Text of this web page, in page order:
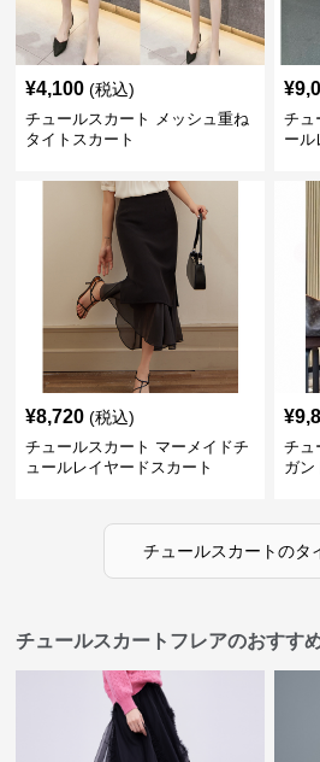
¥4,100 (税込)
チュールスカート メッシュ重ね
タイトスカート
¥
チュ
ール
¥8,720 (税込)
チュールスカート マーメイドチ
ュールレイヤードスカート
¥
チュ
ガン
チュールスカートのタ
チュールスカートフレアのおすす